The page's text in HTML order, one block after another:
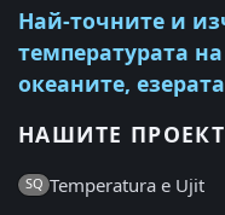
Най-точните и
температурата
океаните,
НАШИТЕ
SQ Temperatura e Ujit